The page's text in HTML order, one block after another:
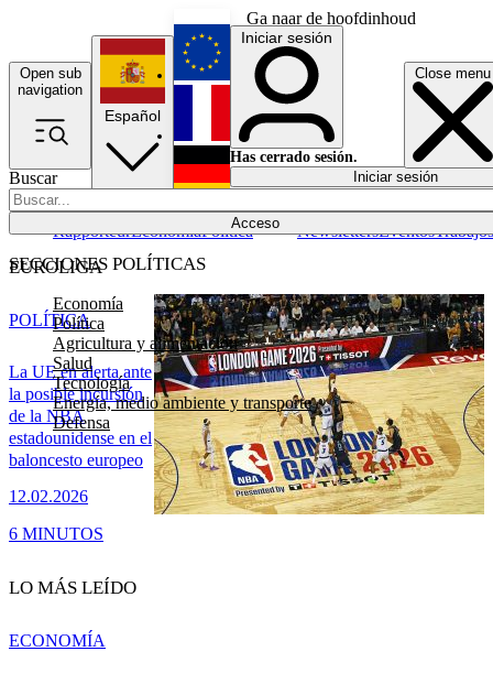
Ga naar de hoofdinhoud
Open sub
navigation
Close menu
Buscar
Acceso
SECCIONES POLÍTICAS
Economía
Política
Agricultura y alimentación
Salud
Tecnología
Energía, medio ambiente y transporte
Defensa
RapporteurEconomíaPolítica NewslettersEventosTrabajos
Español
English
Français
Iniciar sesión
Has cerrado sesión.
Iniciar sesión
EUROLIGA
La UE en alerta ante
la posible incursión
de la NBA
estadounidense en el
baloncesto europeo
12.02.2026
POLÍTICA
6 MINUTOS
LO MÁS LEÍDO
ECONOMÍA